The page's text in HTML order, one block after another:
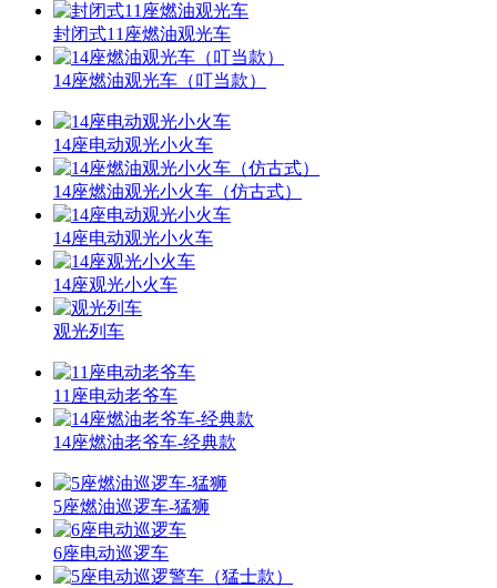
封闭式11座燃油观光车
14座燃油观光车（叮当款）
14座电动观光小火车
14座燃油观光小火车（仿古式）
14座电动观光小火车
14座观光小火车
观光列车
11座电动老爷车
14座燃油老爷车-经典款
5座燃油巡逻车-猛狮
6座电动巡逻车